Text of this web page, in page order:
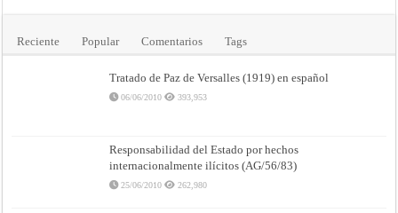
Reciente Popular Comentarios Tags
Tratado de Paz de Versalles (1919) en español
06/06/2010 393,953
Responsabilidad del Estado por hechos
internacionalmente ilícitos (AG/56/83)
25/06/2010 262,980